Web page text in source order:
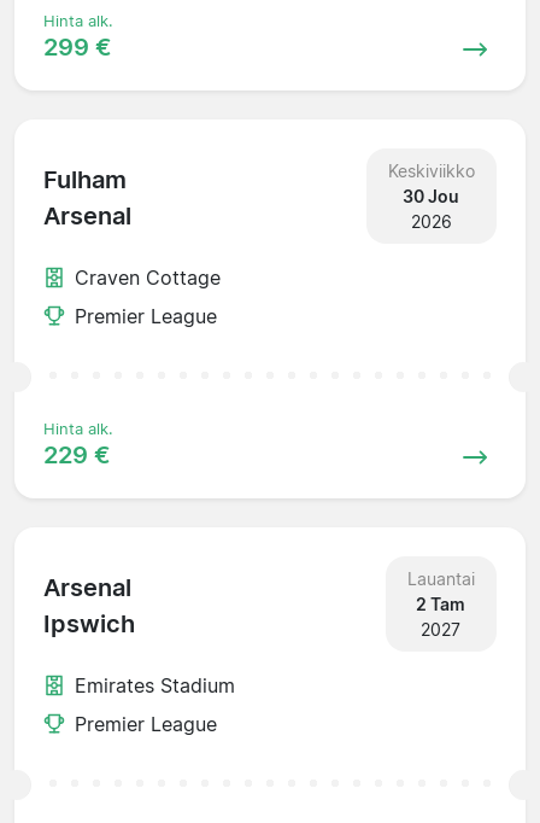
Hinta alk.
299 €
Fulham
Arsenal
Keskiviikko
30 Jou
2026
Craven Cottage
Premier League
Hinta alk.
229 €
Arsenal
Ipswich
Lauantai
2 Tam
2027
Emirates Stadium
Premier League